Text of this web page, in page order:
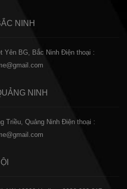
NINH
Yên BG, Bắc Ninh Điện thoại :
NINH
Triều, Quảng Ninh Điện thoại :